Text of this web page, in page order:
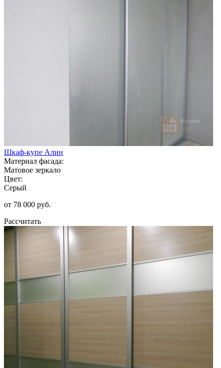
Шкаф-купе Алин
Материал фасада:
Матовое зеркало
Цвет:
Серый
от 78 000 руб.
Рассчитать